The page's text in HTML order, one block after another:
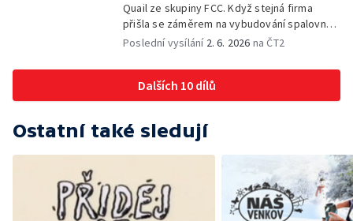
Quail ze skupiny FCC. Když stejná firma
přišla se záměrem na vybudování spalovny
nebezpečných odpadů, okolní obce se
zkušenosti s dosavadním provozem i kauza
rekultivace odkališť v Mydlovarech.
Poslední vysílání 2. 6. 2026 na ČT2
Dalších 10 dílů
Ostatní také sledují